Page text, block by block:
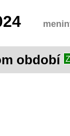
období Z